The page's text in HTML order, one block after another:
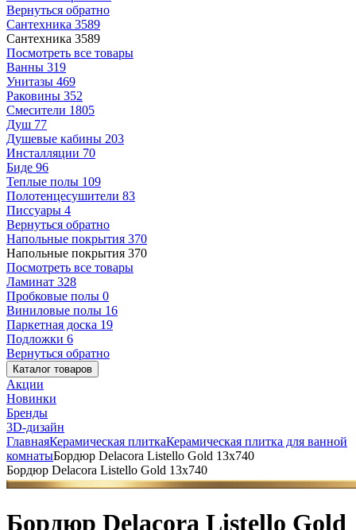
Вернуться обратно
Сантехника 3589
Сантехника 3589
Посмотреть все товары
Ванны 319
Унитазы 469
Раковины 352
Смесители 1805
Душ 77
Душевые кабины 203
Инсталляции 70
Биде 96
Теплые полы 109
Полотенцесушители 83
Писсуары 4
Вернуться обратно
Напольные покрытия 370
Напольные покрытия 370
Посмотреть все товары
Ламинат 328
Пробковые полы 0
Виниловые полы 16
Паркетная доска 19
Подложки 6
Вернуться обратно
Каталог товаров
Акции
Новинки
Бренды
3D-дизайн
ГлавнаяКерамическая плиткаКерамическая плитка для ванной
комнатыБордюр Delacora Listello Gold 13x740
Бордюр Delacora Listello Gold 13x740
Бордюр Delacora Listello Gold